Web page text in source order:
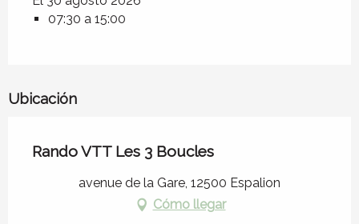
07:30 a 15:00
Ubicación
Rando VTT Les 3 Boucles
avenue de la Gare, 12500 Espalion
Cómo llegar